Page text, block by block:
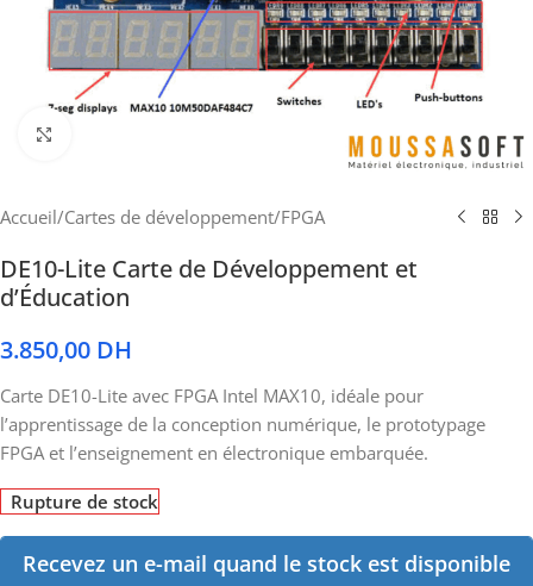
Accueil/Cartes de développement/FPGA
DE10-Lite Carte de Développement et
d’Éducation
3.850,00 DH
Carte DE10-Lite avec FPGA Intel MAX10, idéale pour
l’apprentissage de la conception numérique, le prototypage
FPGA et l’enseignement en électronique embarquée.
Rupture de stock
Recevez un e-mail quand le stock est disponible